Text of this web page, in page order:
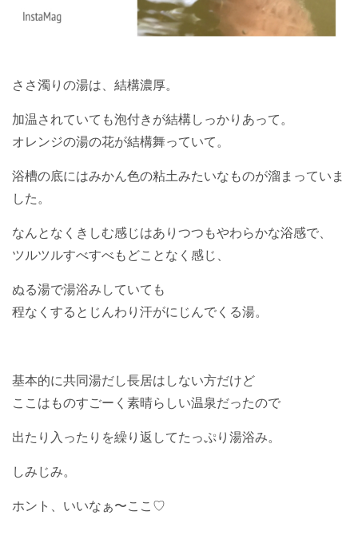
ささ濁りの湯は、結構濃厚。
加温されていても泡付きが結構しっかりあって。
オレンジの湯の花が結構舞っていて。
浴槽の底にはみかん色の粘土みたいなものが溜まっていま
した。
なんとなくきしむ感じはありつつもやわらかな浴感で、
ツルツルすべすべもどことなく感じ、
ぬる湯で湯浴みしていても
程なくするとじんわり汗がにじんでくる湯。
基本的に共同湯だし長居はしない方だけど
ここはものすごーく素晴らしい温泉だったので
出たり入ったりを繰り返してたっぷり湯浴み。
しみじみ。
ホント、いいなぁ〜ここ♡